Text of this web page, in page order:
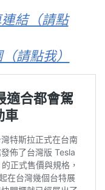
結（請點
請點我）